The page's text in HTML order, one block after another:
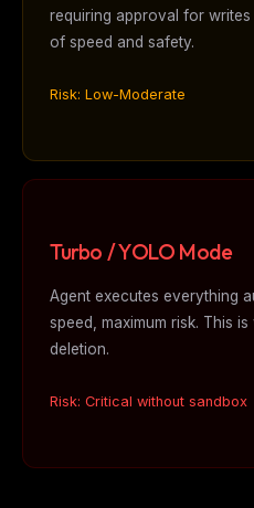
requiring approval for
of speed and safety.
Risk: Low-Moderate
Turbo / YOLO Mode
Agent executes everything
speed, maximum risk. This
deletion.
Risk: Critical without sandbox